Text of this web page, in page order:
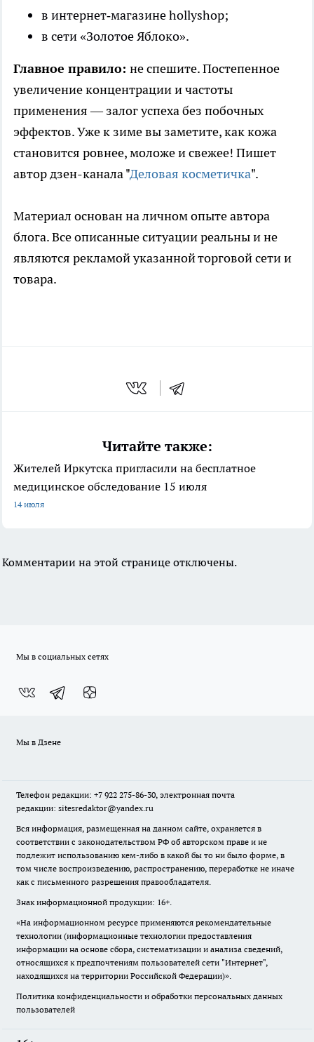
в интернет‑магазине hollyshop;
в сети «Золотое Яблоко».
Главное правило: не спешите. Постепенное
увеличение концентрации и частоты
применения — залог успеха без побочных
эффектов. Уже к зиме вы заметите, как кожа
становится ровнее, моложе и свежее! Пишет
автор дзен-канала "Деловая косметичка".
Материал основан на личном опыте автора
блога. Все описанные ситуации реальны и не
являются рекламой указанной торговой сети и
товара.
Читайте также:
Жителей Иркутска пригласили на бесплатное
медицинское обследование 15 июля
14 июля
Комментарии на этой странице отключены.
Мы в социальных сетях
Мы в Дзене
Телефон редакции: +7 922 275-86-30, электронная почта
редакции: sitesredaktor@yandex.ru
Вся информация, размещенная на данном сайте, охраняется в
соответствии с законодательством РФ об авторском праве и не
подлежит использованию кем-либо в какой бы то ни было форме, в
том числе воспроизведению, распространению, переработке не иначе
как с письменного разрешения правообладателя.
Знак информационной продукции: 16+.
«На информационном ресурсе применяются рекомендательные
технологии (информационные технологии предоставления
информации на основе сбора, систематизации и анализа сведений,
относящихся к предпочтениям пользователей сети "Интернет",
находящихся на территории Российской Федерации)».
Политика конфиденциальности и обработки персональных данных
пользователей